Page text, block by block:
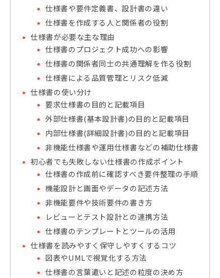
仕様書や要件定義書、設計書の違い
仕様書を作成する人と関係者の役割
仕様書が必要な主な理由
仕様書のプロジェクト成功への影響
仕様書の関係者同士の共通理解を作る役割
仕様書による品質管理とリスク低減
仕様書の使い分け
要求仕様書の目的と記載項目
外部仕様書(基本設計書)の目的と記載項目
内部仕様書(詳細設計書)の目的と記載項目
非機能仕様書や運用仕様書などの補助仕様書
初心者でも失敗しない仕様書の作成ポイント
仕様書の作成前に確認すべき要件整理の手順
機能設計と画面やデータの記述方法
非機能要件や技術要件の書き方
レビューとテスト設計との連携方法
仕様書のテンプレートとツールの活用
仕様書を読みやすく保守しやすくするコツ
図表やUMLで視覚化する方法
仕様書の言葉遣いと記述の粒度の決め方